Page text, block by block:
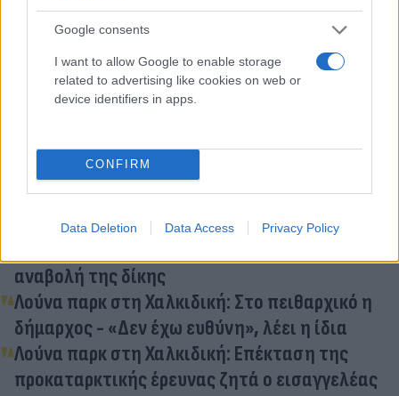
Google consents
I want to allow Google to enable storage
related to advertising like cookies on web or
device identifiers in apps.
CONFIRM
Data Deletion Data Access Privacy Policy
Διάβασε σχετικά
Λούνα παρκ Χαλκιδικής: Προφυλακιστέος ο
ιδιοκτήτης, ελεύθερος ο χειριστής του
μοιραίου μηχανήματος
Λούνα παρκ Χαλκιδικής: Ξεχειλίζει η οργή των
αναβολή της δίκης
Λούνα παρκ στη Χαλκιδική: Στο πειθαρχικό η
δήμαρχος - «Δεν έχω ευθύνη», λέει η ίδια
Λούνα παρκ στη Χαλκιδική: Επέκταση της
προκαταρκτικής έρευνας ζητά ο εισαγγελέας